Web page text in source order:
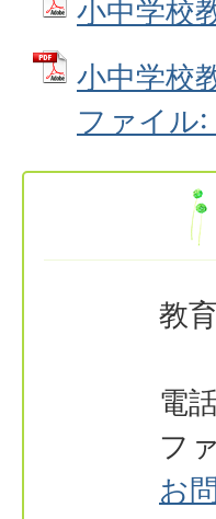
小中学校
小中学校
ファイル
教
電
フ
お